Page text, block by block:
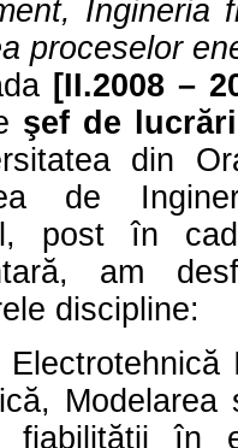
Ingineria
proceselor
[II.2008 –
şef de
din
de
post în
am
discipline:
fiabilităţii în